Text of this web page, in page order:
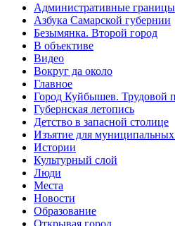
Административные границы
Азбука Самарской губернии
Безымянка. Второй город
В объективе
Видео
Вокруг да около
Главное
Город Куйбышев. Трудовой
Губернская летопись
Детство в запасной столице
Изъятие для
Истории
Культурный слой
Люди
Места
Новости
Образование
Открывая город